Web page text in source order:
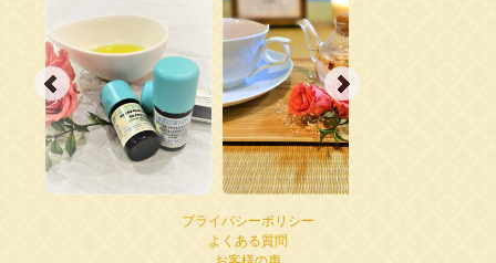
プライバシーポリシー
よくある質問